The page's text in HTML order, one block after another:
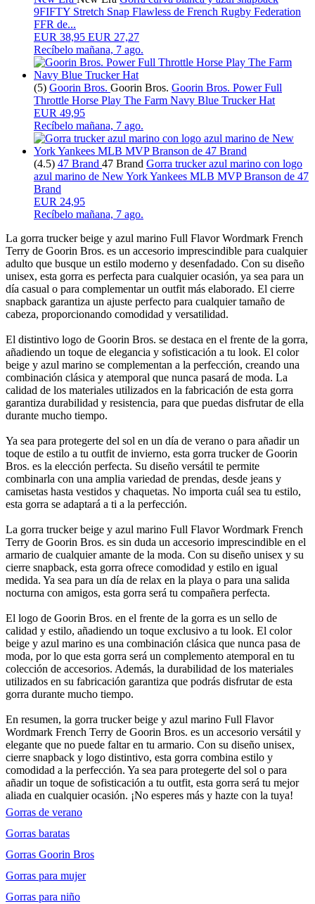
9FIFTY Stretch Snap Flawless de French Rugby Federation
FFR de...
EUR 38,95 EUR 27,27
Recíbelo mañana, 7 ago.
(5) Goorin Bros. Goorin Bros. Goorin Bros. Power Full
Throttle Horse Play The Farm Navy Blue Trucker Hat
EUR 49,95
Recíbelo mañana, 7 ago.
(4.5) 47 Brand 47 Brand Gorra trucker azul marino con logo
azul marino de New York Yankees MLB MVP Branson de 47
Brand
EUR 24,95
Recíbelo mañana, 7 ago.
La gorra trucker beige y azul marino Full Flavor Wordmark French
Terry de Goorin Bros. es un accesorio imprescindible para cualquier
adulto que busque un estilo moderno y desenfadado. Con su diseño
unisex, esta gorra es perfecta para cualquier ocasión, ya sea para un
día casual o para complementar un outfit más elaborado. El cierre
snapback garantiza un ajuste perfecto para cualquier tamaño de
cabeza, proporcionando comodidad y versatilidad.
El distintivo logo de Goorin Bros. se destaca en el frente de la gorra,
añadiendo un toque de elegancia y sofisticación a tu look. El color
beige y azul marino se complementan a la perfección, creando una
combinación clásica y atemporal que nunca pasará de moda. La
calidad de los materiales utilizados en la fabricación de esta gorra
garantiza durabilidad y resistencia, para que puedas disfrutar de ella
durante mucho tiempo.
Ya sea para protegerte del sol en un día de verano o para añadir un
toque de estilo a tu outfit de invierno, esta gorra trucker de Goorin
Bros. es la elección perfecta. Su diseño versátil te permite
combinarla con una amplia variedad de prendas, desde jeans y
camisetas hasta vestidos y chaquetas. No importa cuál sea tu estilo,
esta gorra se adaptará a ti a la perfección.
La gorra trucker beige y azul marino Full Flavor Wordmark French
Terry de Goorin Bros. es sin duda un accesorio imprescindible en el
armario de cualquier amante de la moda. Con su diseño unisex y su
cierre snapback, esta gorra ofrece comodidad y estilo en igual
medida. Ya sea para un día de relax en la playa o para una salida
nocturna con amigos, esta gorra será tu compañera perfecta.
El logo de Goorin Bros. en el frente de la gorra es un sello de
calidad y estilo, añadiendo un toque exclusivo a tu look. El color
beige y azul marino es una combinación clásica que nunca pasa de
moda, por lo que esta gorra será un complemento atemporal en tu
colección de accesorios. Además, la durabilidad de los materiales
utilizados en su fabricación garantiza que podrás disfrutar de esta
gorra durante mucho tiempo.
En resumen, la gorra trucker beige y azul marino Full Flavor
Wordmark French Terry de Goorin Bros. es un accesorio versátil y
elegante que no puede faltar en tu armario. Con su diseño unisex,
cierre snapback y logo distintivo, esta gorra combina estilo y
comodidad a la perfección. Ya sea para protegerte del sol o para
añadir un toque de sofisticación a tu outfit, esta gorra será tu mejor
aliada en cualquier ocasión. ¡No esperes más y hazte con la tuya!
Gorras de verano
Gorras baratas
Gorras Goorin Bros
Gorras para mujer
Gorras para niño